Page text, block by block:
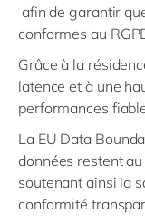
afin de garantir
conformes au
Grâce à la
latence et à une
performances
La EU Data
données restent
soutenant ainsi la
conformité